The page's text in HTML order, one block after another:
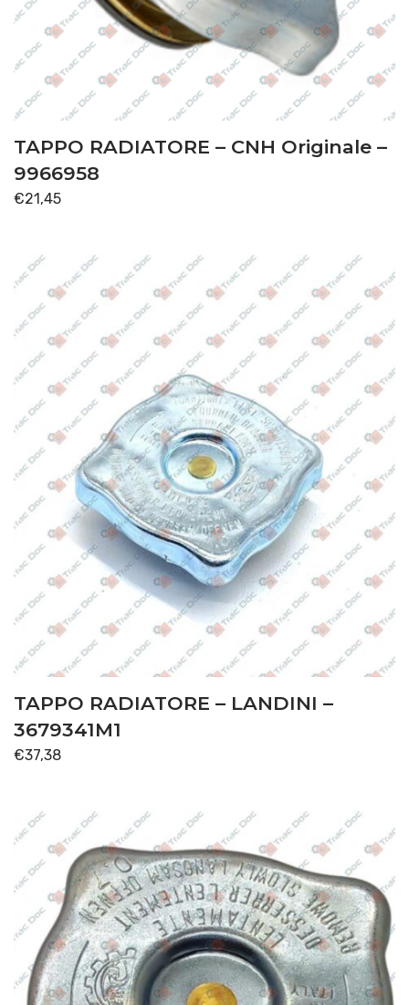
TAPPO RADIATORE – CNH Originale –
9966958
€21,45
TAPPO RADIATORE – LANDINI –
3679341M1
€37,38